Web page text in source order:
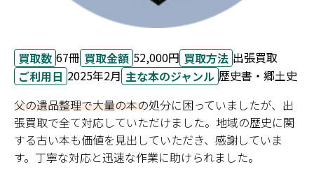
買取数 67冊 買取金額 52,000円 買取方法 出張買取
ご利用日 2025年2月 主な本のジャンル 歴史書・郷土史
父の遺品整理で大量の本の処分に困っていましたが、出
張買取で全て対応していただけました。地域の歴史に関
する古い本も価値を見出していただき、感謝していま
す。丁寧な対応と迅速な作業に助けられました。